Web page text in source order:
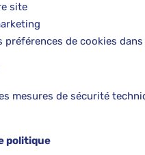
site
préférences de cookies
mesures de sécurité
politique